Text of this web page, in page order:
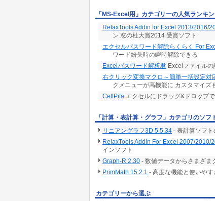
Windows10/11、及びExcel2013-
その他のバージョンでもほぼ動作します。
レジストリは使用していません
特殊DLLは使用していません。
使用言語はVisual Basic for
【免責】
当プログラム利用によって生じた直接的、
Copyright(c)2006-2026 そふとのイトウ
「MS-Excel用」カテゴリーの人気ランキ
RelaxTools Addin for Excel 2013/2016/
ン 窓の杜大賞2014 受賞ソフト
エクセルパスワード解除らくらく For
ワード紛失時の瞬時解除できる
Excelパスワード解析君 Excelファイル
右クリック変換マクロ～簡単一括設定対
クメニューが高機能に カスタマイズ
CellPita エクセルにドラッグ&ドロップ
「計算・表計算・グラフ」カテゴリのソフ
リニアングラフ3D 5.5.34 - 表計算ソフ
RelaxTools Addin For Excel 2007/2010/
インソフト
Graph-R 2.30 - 数値データからさまざま
PrimMath 15.2.1 - 高度な機能と使いや
カテゴリーから選ぶ